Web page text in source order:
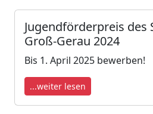
Jugendförderpreis des
Groß-Gerau 2024
Bis 1. April 2025 bewerben!
...weiter lesen